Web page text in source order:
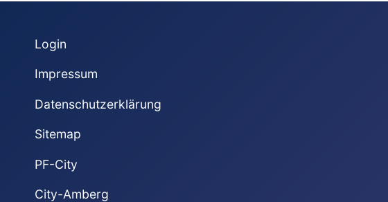
Login
Impressum
Datenschutzerklärung
Sitemap
PF-City
City-Amberg